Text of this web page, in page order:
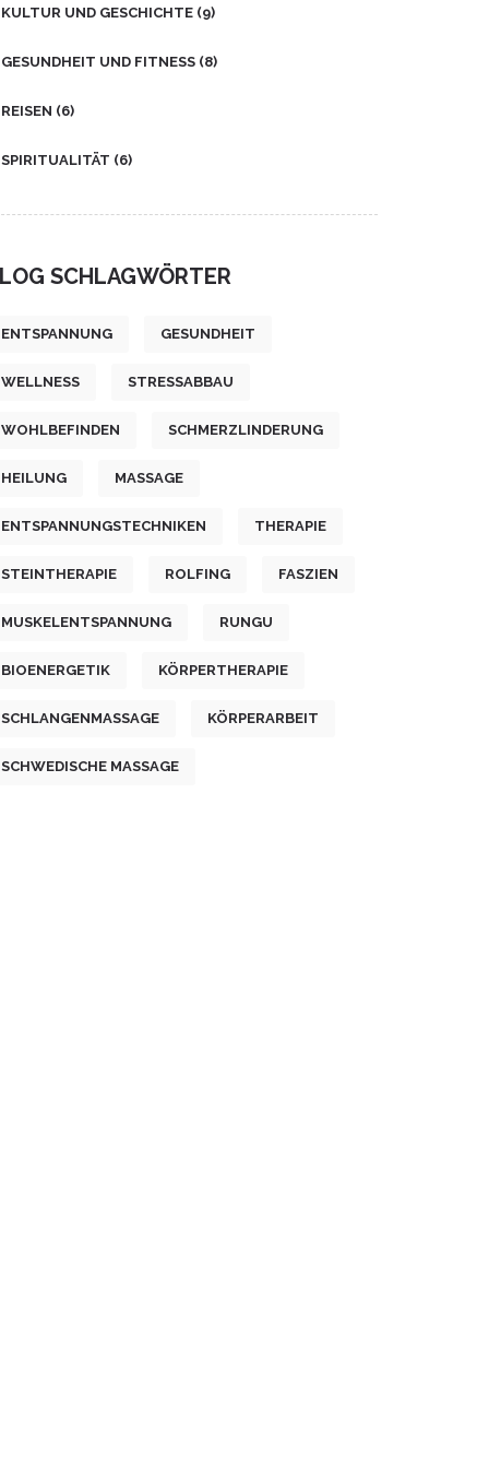
KULTUR UND GESCHICHTE (9)
GESUNDHEIT UND FITNESS (8)
REISEN (6)
SPIRITUALITÄT (6)
SCHLAGWÖRTER
ENTSPANNUNG GESUNDHEIT
WELLNESS STRESSABBAU
WOHLBEFINDEN SCHMERZLINDERUNG
HEILUNG MASSAGE
ENTSPANNUNGSTECHNIKEN THERAPIE
STEINTHERAPIE ROLFING FASZIEN
MUSKELENTSPANNUNG RUNGU
BIOENERGETIK KÖRPERTHERAPIE
SCHLANGENMASSAGE KÖRPERARBEIT
SCHWEDISCHE MASSAGE